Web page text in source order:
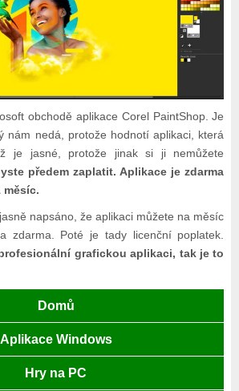
obchodě aplikace Corel PaintShop. Je
nám nedá, protože hodnotí aplikaci, která
je jasné, protože jinak si ji nemůžete
předem zaplatit. Aplikace je zdarma
měsíc.
napsáno, že aplikaci můžete na měsíc
zdarma. Poté je tady licenční poplatek.
grafickou aplikaci, tak je to
Domů
Aplikace Windows
Hry na PC